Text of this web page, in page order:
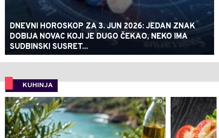
DNEVNI HOROSKOP ZA 3. JUN 2026: JEDAN ZNAK
DOBIJA NOVAC KOJI JE DUGO ČEKAO, NEKO IMA
SUDBINSKI SUSRET...
KUHINJA
0